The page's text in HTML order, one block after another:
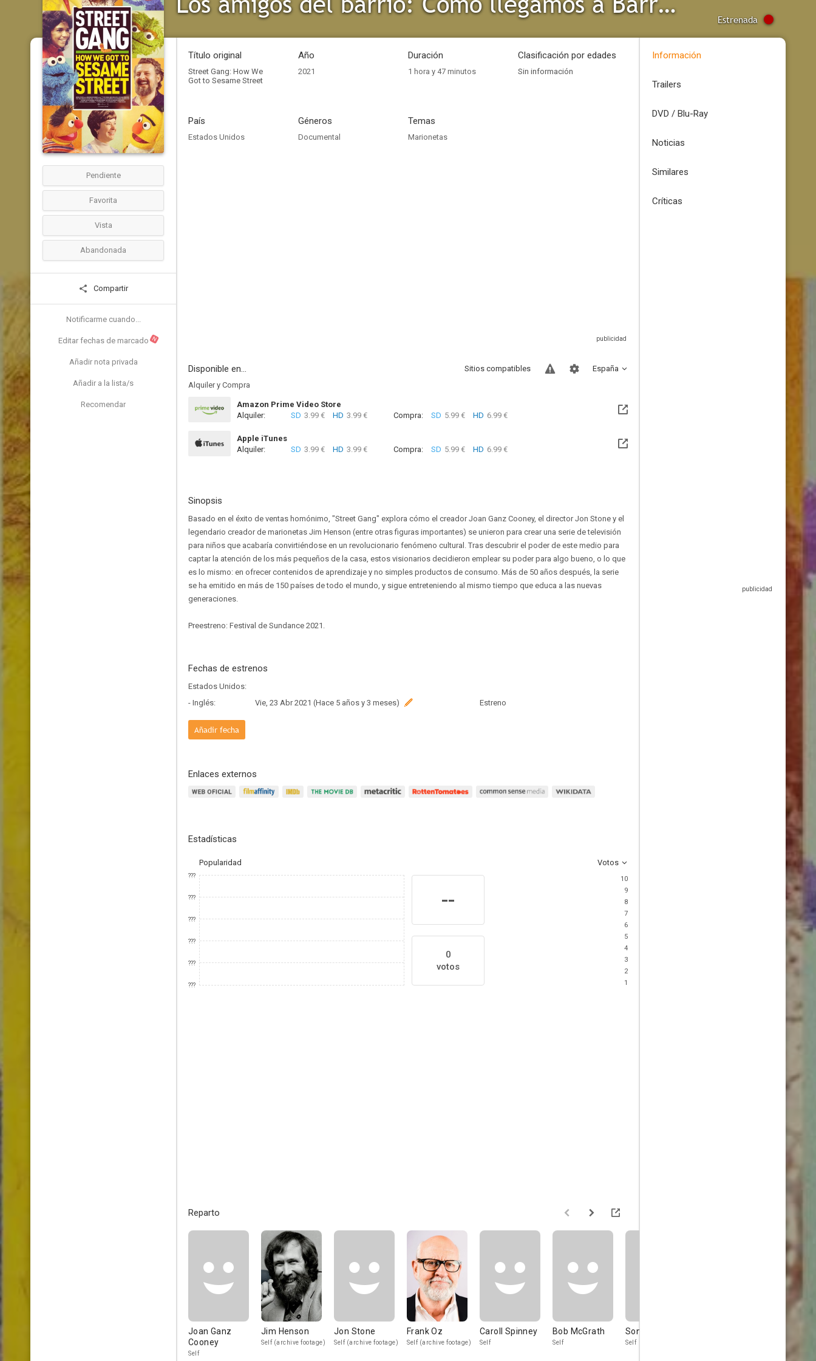
Estrenada
Pendiente
Favorita
Vista
Abandonada
Compartir
Notificarme cuando...
Editar fechas de marcado N
Añadir nota privada
Añadir a la lista/s
Recomendar
Título original
Street Gang: How We
Got to Sesame Street
Año
2021
Duración
1 hora y 47 minutos
Clasificación por edades
Sin información
País
Estados Unidos
Géneros
Documental
Temas
Marionetas
Disponible en... España
Sitios compatibles
Alquiler y Compra
Amazon Prime Video Store
Alquiler:
SD 3.99 € HD 3.99 € Compra: SD 5.99 € HD 6.99 €
Apple iTunes
Alquiler:
SD 3.99 € HD 3.99 € Compra: SD 5.99 € HD 6.99 €
Sinopsis
Basado en el éxito de ventas homónimo, "Street Gang" explora cómo el creador Joan Ganz Cooney, el director Jon Stone y el
legendario creador de marionetas Jim Henson (entre otras figuras importantes) se unieron para crear una serie de televisión
para niños que acabaría convirtiéndose en un revolucionario fenómeno cultural. Tras descubrir el poder de este medio para
captar la atención de los más pequeños de la casa, estos visionarios decidieron emplear su poder para algo bueno, o lo que
es lo mismo: en ofrecer contenidos de aprendizaje y no simples productos de consumo. Más de 50 años después, la serie
se ha emitido en más de 150 países de todo el mundo, y sigue entreteniendo al mismo tiempo que educa a las nuevas
generaciones.
Preestreno: Festival de Sundance 2021.
Fechas de estrenos
Estados Unidos:
- Inglés:
Vie, 23 Abr 2021 (Hace 5 años y 3 meses) Estreno
Añadir fecha
Enlaces externos
Estadísticas
Popularidad Votos
???
???
???
???
???
???
--
0
votos
10
9
8
7
6
5
4
3
2
1
Reparto
Joan Ganz
Cooney
Self
Jim Henson
Self (archive footage)
Jon Stone
Self (archive footage)
Frank Oz
Self (archive footage)
Caroll Spinney
Self
Bob McGrath
Self
Sonia Manzano
Self
Información
Trailers
DVD / Blu-Ray
Noticias
Similares
Críticas